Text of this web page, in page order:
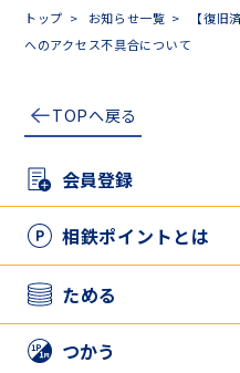
トップ お知らせ一覧
【復旧
へのアクセス不具合について
TOPへ戻る
会員登録
新規登録の方
アプリとカードを併用した
相鉄ポイントとは
ためる
つかう